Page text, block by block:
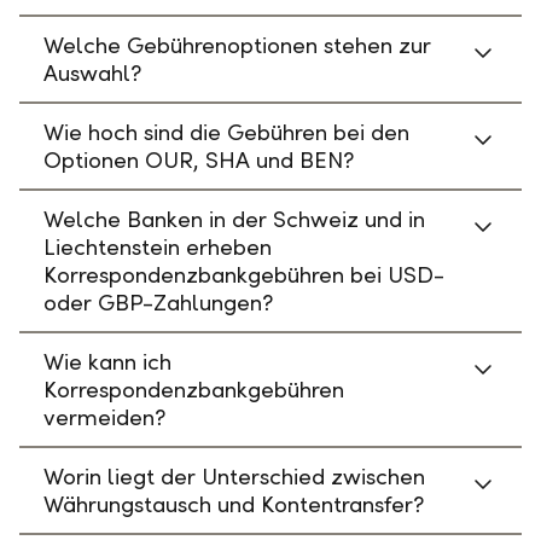
Welche Gebührenoptionen stehen zur
Auswahl?
Wie hoch sind die Gebühren bei den
Optionen OUR, SHA und BEN?
Welche Banken in der Schweiz und in
Liechtenstein erheben
Korrespondenzbankgebühren bei USD-
oder GBP-Zahlungen?
Wie kann ich
Korrespondenzbankgebühren
vermeiden?
Worin liegt der Unterschied zwischen
Währungstausch und Kontentransfer?